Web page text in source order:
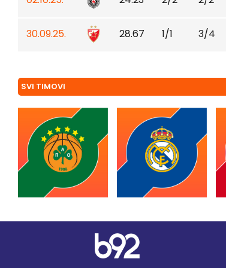
30.09.25. 28.67 1/1 3/4
SVI TIMOVI